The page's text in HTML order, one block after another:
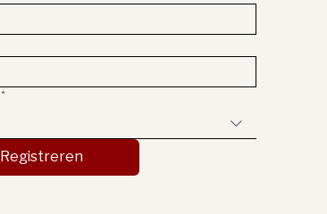
*
Registreren